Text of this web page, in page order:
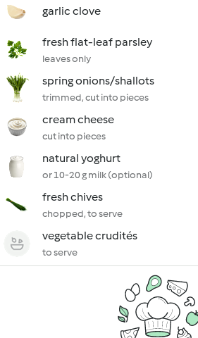
garlic clove
fresh flat-leaf parsley
leaves only
spring onions/shallots
trimmed, cut into pieces
cream cheese
cut into pieces
natural yoghurt
or 10-20 g milk (optional)
fresh chives
chopped, to serve
vegetable crudités
to serve